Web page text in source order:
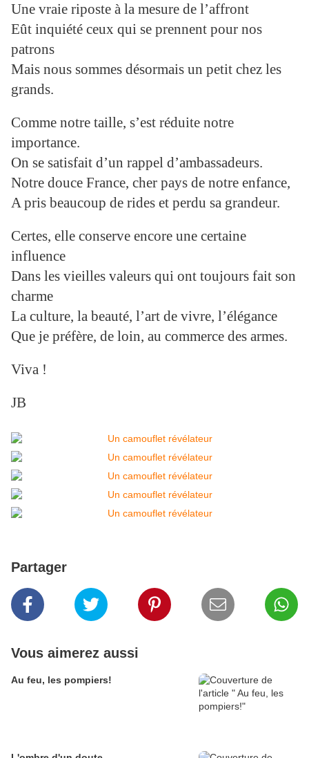
Une vraie riposte à la mesure de l’affront
Eût inquiété ceux qui se prennent pour nos
patrons
Mais nous sommes désormais un petit chez les
grands.
Comme notre taille, s’est réduite notre
importance.
On se satisfait d’un rappel d’ambassadeurs.
Notre douce France, cher pays de notre enfance,
A pris beaucoup de rides et perdu sa grandeur.
Certes, elle conserve encore une certaine
influence
Dans les vieilles valeurs qui ont toujours fait son
charme
La culture, la beauté, l’art de vivre, l’élégance
Que je préfère, de loin, au commerce des armes.
Viva !
JB
Partager
Vous aimerez aussi
Au feu, les pompiers!